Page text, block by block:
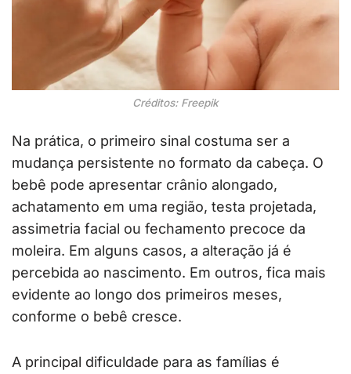
Créditos: Freepik
Na prática, o primeiro sinal costuma ser a
mudança persistente no formato da cabeça. O
bebê pode apresentar crânio alongado,
achatamento em uma região, testa projetada,
assimetria facial ou fechamento precoce da
moleira. Em alguns casos, a alteração já é
percebida ao nascimento. Em outros, fica mais
evidente ao longo dos primeiros meses,
conforme o bebê cresce.
A principal dificuldade para as famílias é